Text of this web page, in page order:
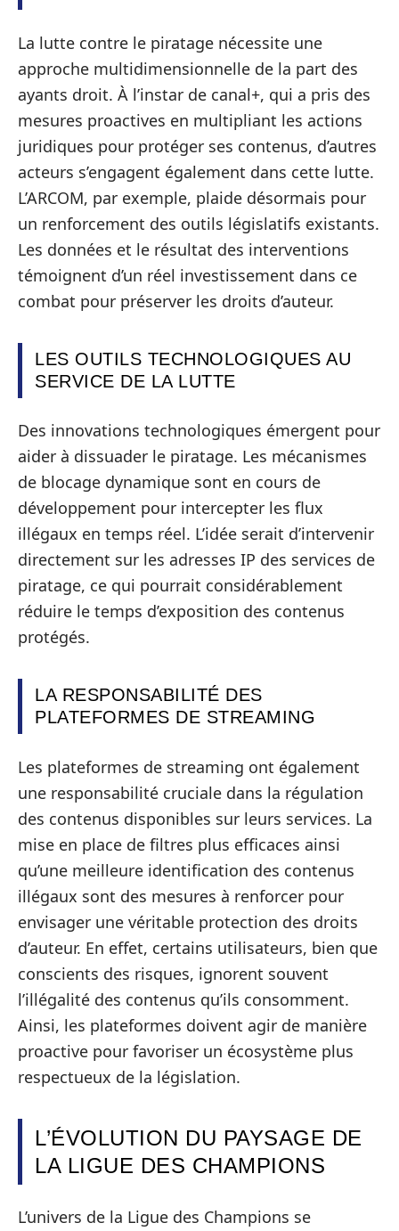
La lutte contre le piratage nécessite une
approche multidimensionnelle de la part des
ayants droit. À l’instar de canal+, qui a pris des
mesures proactives en multipliant les actions
juridiques pour protéger ses contenus, d’autres
acteurs s’engagent également dans cette lutte.
L’ARCOM, par exemple, plaide désormais pour
un renforcement des outils législatifs existants.
Les données et le résultat des interventions
témoignent d’un réel investissement dans ce
combat pour préserver les droits d’auteur.
LES OUTILS TECHNOLOGIQUES AU
SERVICE DE LA LUTTE
Des innovations technologiques émergent pour
aider à dissuader le piratage. Les mécanismes
de blocage dynamique sont en cours de
développement pour intercepter les flux
illégaux en temps réel. L’idée serait d’intervenir
directement sur les adresses IP des services de
piratage, ce qui pourrait considérablement
réduire le temps d’exposition des contenus
protégés.
LA RESPONSABILITÉ DES
PLATEFORMES DE STREAMING
Les plateformes de streaming ont également
une responsabilité cruciale dans la régulation
des contenus disponibles sur leurs services. La
mise en place de filtres plus efficaces ainsi
qu’une meilleure identification des contenus
illégaux sont des mesures à renforcer pour
envisager une véritable protection des droits
d’auteur. En effet, certains utilisateurs, bien que
conscients des risques, ignorent souvent
l’illégalité des contenus qu’ils consomment.
Ainsi, les plateformes doivent agir de manière
proactive pour favoriser un écosystème plus
respectueux de la législation.
L’ÉVOLUTION DU PAYSAGE DE
LA LIGUE DES CHAMPIONS
L’univers de la Ligue des Champions se